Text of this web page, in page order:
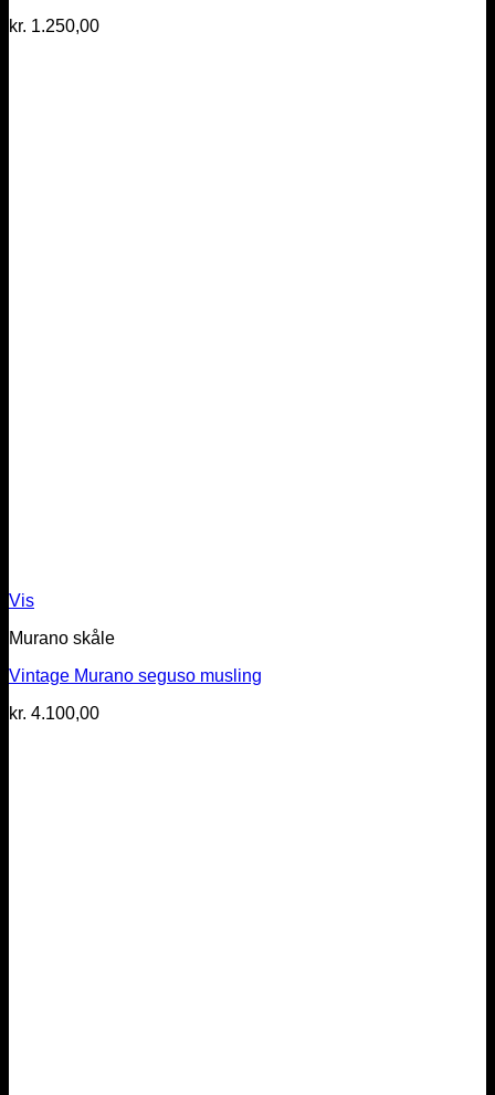
kr. 1.250,00
Vis
Murano skåle
Vintage Murano seguso musling
kr. 4.100,00